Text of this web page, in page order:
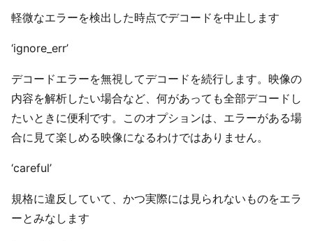
軽微なエラーを検出した時点でデコードを中止します
‘ignore_err’
デコードエラーを無視してデコードを続行します。映像の
内容を解析したい場合など、何があっても全部デコードし
たいときに便利です。このオプションは、エラーがある場
合に見て楽しめる映像になるわけではありません。
‘careful’
規格に違反していて、かつ実際には見られないものをエラ
ーとみなします